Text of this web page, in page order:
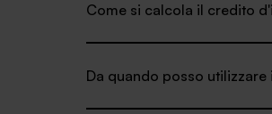
Come si calcola il credito
Da quando posso